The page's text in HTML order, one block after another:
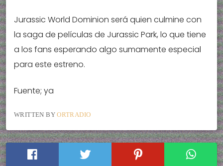
Jurassic World Dominion será quien culmine con
la saga de películas de Jurassic Park, lo que tiene
a los fans esperando algo sumamente especial
para este estreno.
Fuente; ya
WRITTEN BYORTRADIO